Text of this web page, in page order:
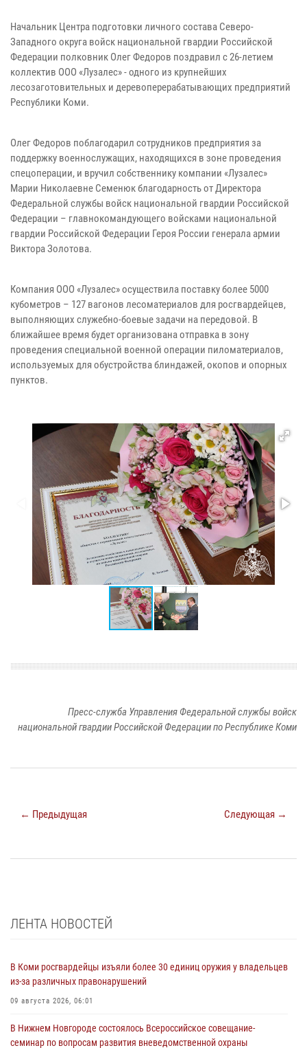
Начальник Центра подготовки личного состава Северо-
Западного округа войск национальной гвардии Российской
Федерации полковник Олег Федоров поздравил с 26-летием
коллектив ООО «Лузалес» - одного из крупнейших
лесозаготовительных и деревоперерабатывающих предприятий
Республики Коми.
Олег Федоров поблагодарил сотрудников предприятия за
поддержку военнослужащих, находящихся в зоне проведения
спецоперации, и вручил собственнику компании «Лузалес»
Марии Николаевне Семенюк благодарность от Директора
Федеральной службы войск национальной гвардии Российской
Федерации – главнокомандующего войсками национальной
гвардии Российской Федерации Героя России генерала армии
Виктора Золотова.
Компания ООО «Лузалес» осуществила поставку более 5000
кубометров – 127 вагонов лесоматериалов для росгвардейцев,
выполняющих служебно-боевые задачи на передовой. В
ближайшее время будет организована отправка в зону
проведения специальной военной операции пиломатериалов,
используемых для обустройства блиндажей, окопов и опорных
пунктов.
Пресс-служба Управления Федеральной службы войск
национальной гвардии Российской Федерации по Республике Коми
← Предыдущая Следующая →
ЛЕНТА НОВОСТЕЙ
В Коми росгвардейцы изъяли более 30 единиц оружия у владельцев
из-за различных правонарушений
09 августа 2026, 06:01
В Нижнем Новгороде состоялось Всероссийское совещание-
семинар по вопросам развития вневедомственной охраны